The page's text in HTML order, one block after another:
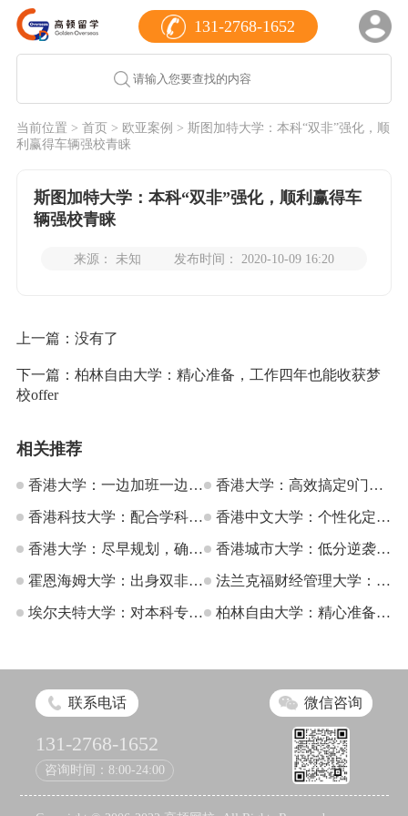
131-2768-1652
当前位置 > 首页 > 欧亚案例 > 斯图加特大学：本科“双非”强化，顺
利赢得车辆强校青睐
斯图加特大学：本科“双非”强化，顺利赢得车
辆强校青睐
来源： 未知 发布时间： 2020-10-09 16:20
上一篇：没有了
下一篇： 柏林自由大学：精心准备，工作四年也能收获梦
校offer
相关推荐
香港大学：一边加班一边拿
港大Offer也可以？
香港大学：高效搞定9门
ACCA，为职业发展奠定升
学基础
香港科技大学：配合学科背
景，恰当补充软实力规划
香港中文大学：个性化定制
申请方案，优选香港名校
offer
香港大学：尽早规划，确定
方向，港大offer顺利收入囊
中
香港城市大学：低分逆袭
QS前50香港名校，斩获研
究生录取offer
霍恩海姆大学：出身双非，
也能顺利虏获欧洲公立大学
法兰克福财经管理大学：日
企高管成功逐梦德国顶尖商
埃尔夫特大学：对本科专业 柏林自由大学：精心准备，
联系电话
131-2768-1652
咨询时间：8:00-24:00
微信咨询